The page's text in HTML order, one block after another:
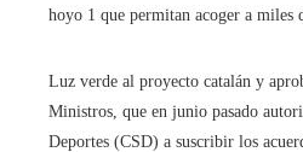
hoyo 1 que permitan acoger a miles
Luz verde al proyecto catalán y
Ministros, que en junio pasado
Deportes (CSD) a suscribir los